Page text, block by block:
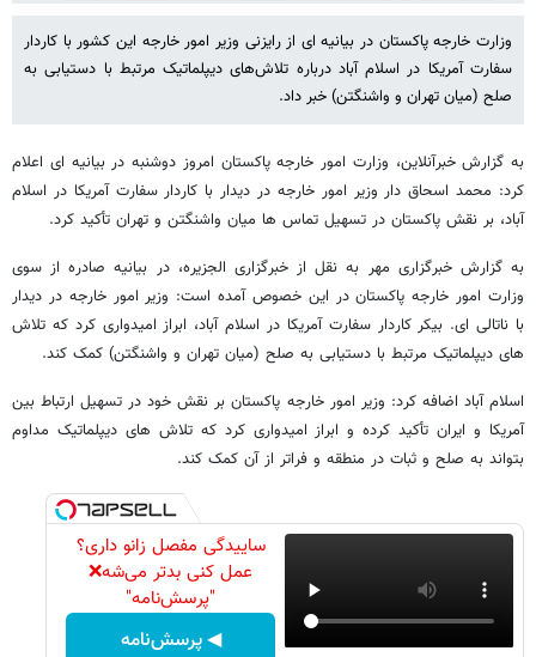
وزارت خارجه پاکستان در بیانیه ای از رایزنی وزیر امور خارجه این کشور با کاردار
سفارت آمریکا در اسلام آباد درباره تلاش‌های دیپلماتیک مرتبط با دستیابی به
صلح (میان تهران و واشنگتن) خبر داد.
به گزارش خبرآنلاین، وزارت امور خارجه پاکستان امروز دوشنبه در بیانیه ای اعلام
کرد: محمد اسحاق دار وزیر امور خارجه در دیدار با کاردار سفارت آمریکا در اسلام
آباد، بر نقش پاکستان در تسهیل تماس ها میان واشنگتن و تهران تأکید کرد.
به گزارش خبرگزاری مهر به نقل از خبرگزاری الجزیره، در بیانیه صادره از سوی
وزارت امور خارجه پاکستان در این خصوص آمده است: وزیر امور خارجه در دیدار
با ناتالی ای. بیکر کاردار سفارت آمریکا در اسلام آباد، ابراز امیدواری کرد که تلاش‌
های دیپلماتیک مرتبط با دستیابی به صلح (میان تهران و واشنگتن) کمک کند.
اسلام آباد اضافه کرد: وزیر امور خارجه پاکستان بر نقش خود در تسهیل ارتباط بین
آمریکا و ایران تأکید کرده و ابراز امیدواری کرد که تلاش‌ های دیپلماتیک مداوم
بتواند به صلح و ثبات در منطقه و فراتر از آن کمک کند.
ساییدگی مفصل زانو داری؟
عمل کنی بدتر می‌شه❌
"پرسش‌نامه"
◀ پرسش‌نامه